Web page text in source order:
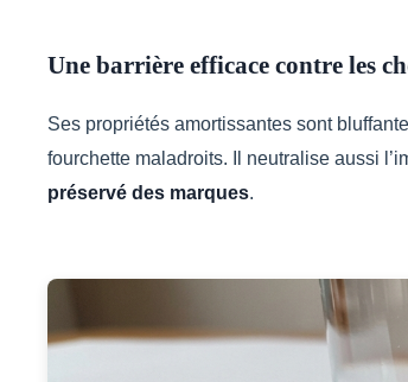
Une barrière efficace contre les
Ses propriétés amortissantes sont
fourchette maladroits. Il neutralise aussi
préservé des marques.